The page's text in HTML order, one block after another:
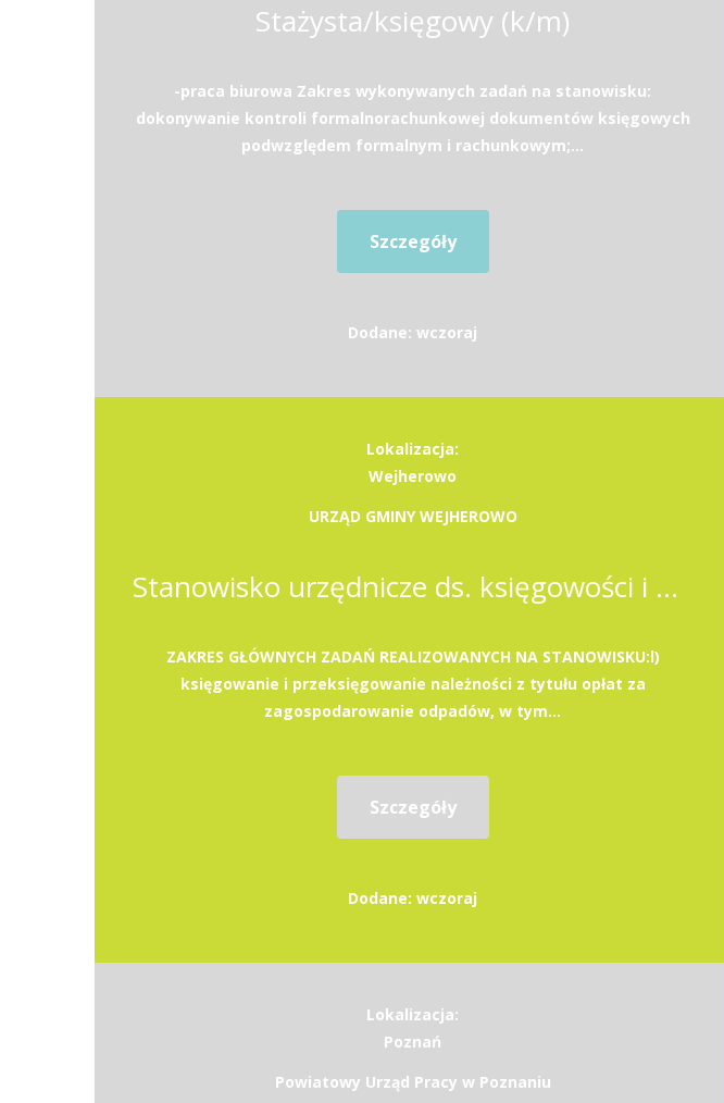
Stażysta/księgowy (k/m)
-praca biurowa Zakres wykonywanych zadań na stanowisku:
dokonywanie kontroli formalnorachunkowej dokumentów księgowych
podwzględem formalnym i rachunkowym;...
Szczegóły
Dodane: wczoraj
Lokalizacja:
Wejherowo
URZĄD GMINY WEJHEROWO
Stanowisko urzędnicze ds. księgowości i administracji
ZAKRES GŁÓWNYCH ZADAŃ REALIZOWANYCH NA STANOWISKU:l)
księgowanie i przeksięgowanie należności z tytułu opłat za
zagospodarowanie odpadów, w tym...
Szczegóły
Dodane: wczoraj
Lokalizacja:
Poznań
Powiatowy Urząd Pracy w Poznaniu